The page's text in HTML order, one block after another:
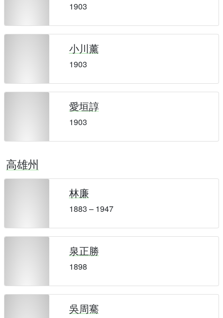
1903
小川薰
1903
愛垣諄
1903
高雄州
林廉
1883 – 1947
泉正勝
1898
吳周騫